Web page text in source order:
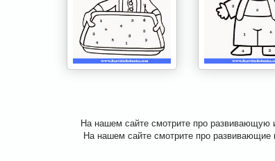
На нашем сайте смотрите про развивающую
На нашем сайте смотрите про развивающие